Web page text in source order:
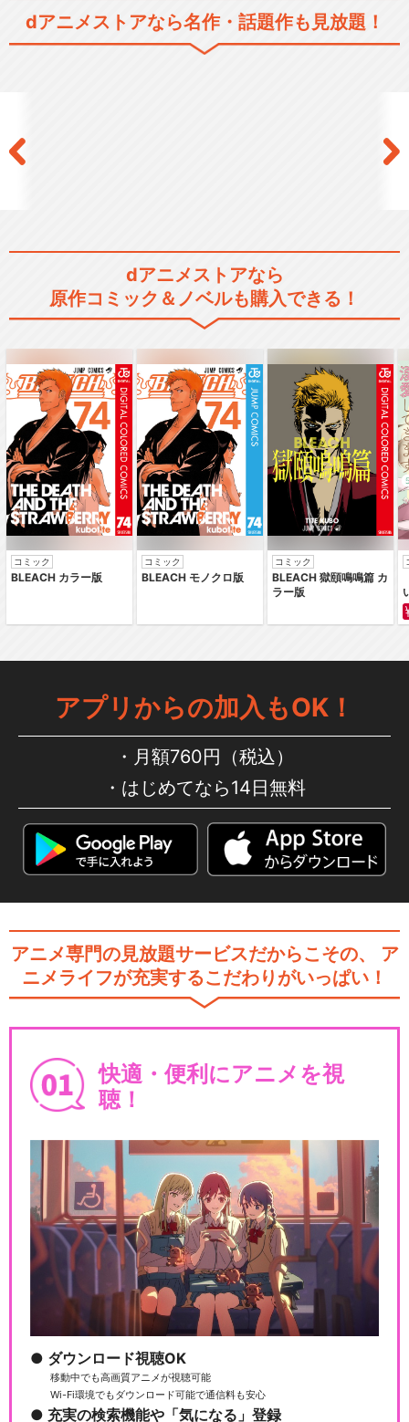
dアニメストアなら名作・話題作も見放題！
dアニメストアなら
原作コミック＆ノベルも購入できる！
コミック
BLEACH カラー版
コミック
BLEACH モノクロ版
コミック
BLEACH 獄頤鳴鳴篇 カ
ラー版
アプリからの加入もOK！
月額760円（税込）
はじめてなら14日無料
アニメ専門の見放題サービスだからこその、
ア
ニメライフが充実するこだわりがいっぱい！
快適・便利にアニメを視
聴！
ダウンロード視聴OK
移動中でも高画質アニメが視聴可能
Wi-Fi環境でもダウンロード可能で通信料も安心
充実の検索機能や「気になる」登録